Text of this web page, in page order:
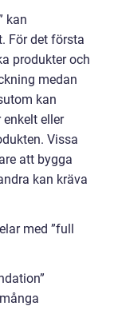
kan
För det första
produkter och
medan
kan
eller
Vissa
att bygga
kan kräva
med ”full